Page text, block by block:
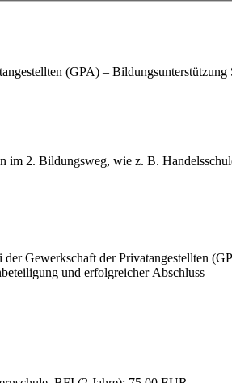
(GPA) –
im 2. Bildungsweg, wie z. B.
Gewerkschaft der Privatangestellten
und erfolgreicher Abschluss